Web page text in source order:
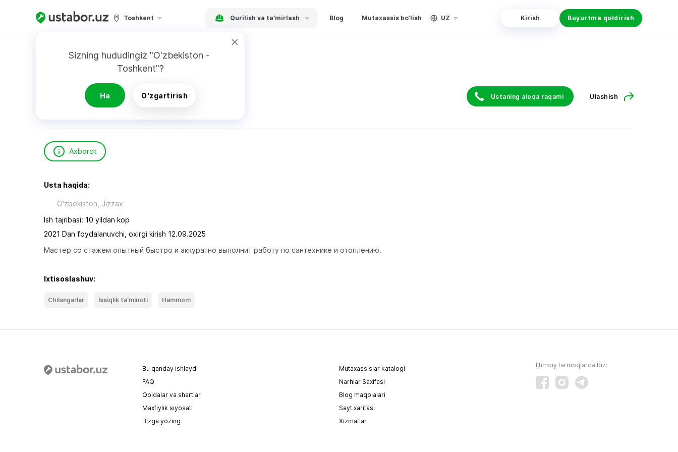
Toshkent Qurilish va ta’mirlash Blog Mutaxassis bo‘lish UZ Kirish Buyurtma qoldirish
Sizning hududingiz "O'zbekiston -
Toshkent"?
Ha O'zgartirish
Bosh sahifa Qurilish va ta’mirlash
Ustaning aloqa raqami Ulashish
Axborot
Usta haqida:
O'zbekiston, Jizzax
Ish tajribasi: 10 yildan kop
2021 Dan foydalanuvchi, oxirgi kirish 12.09.2025
Мастер со стажем опытный быстро и аккуратно выполнит работу по сантехнике и отоплению.
Ixtisoslashuv:
Chilangarlar Issiqlik ta'minoti Hammom
Bu qanday ishlaydi
Mutaxassislar katalogi
FAQ
Narhlar Saxifasi
Qoidalar va shartlar
Blog maqolalari
Maxfiylik siyosati
Sayt xaritasi
Bizga yozing
Xizmatlar
Ijtimoiy tarmoqlarda biz: